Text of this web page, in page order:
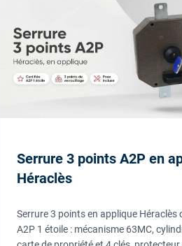
Serrure 3 points A2P en
Héraclès
Serrure 3 points en applique Héraclès
A2P 1 étoile : mécanisme 63MC,